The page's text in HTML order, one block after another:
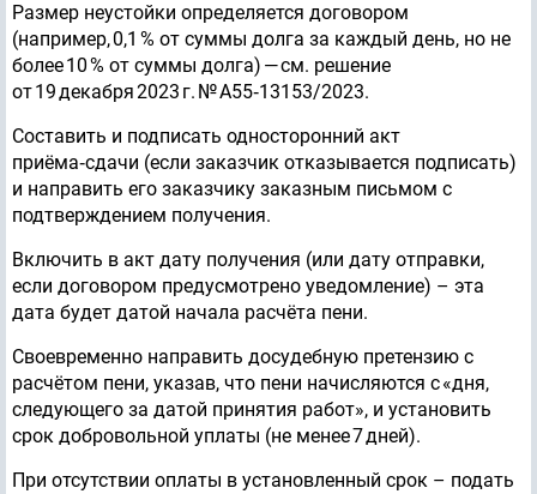
Размер неустойки определяется договором
(например, 0,1 % от суммы долга за каждый день, но не
более 10 % от суммы долга) — см. решение
от 19 декабря 2023 г. № А55‑13153/2023.
Составить и подписать односторонний акт
приёма‑сдачи (если заказчик отказывается подписать)
и направить его заказчику заказным письмом с
подтверждением получения.
Включить в акт дату получения (или дату отправки,
если договором предусмотрено уведомление) – эта
дата будет датой начала расчёта пени.
Своевременно направить досудебную претензию с
расчётом пени, указав, что пени начисляются с «дня,
следующего за датой принятия работ», и установить
срок добровольной уплаты (не менее 7 дней).
При отсутствии оплаты в установленный срок – подать